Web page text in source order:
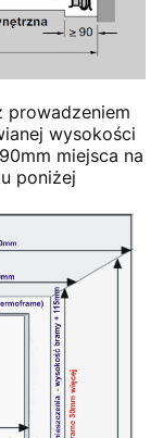
prowadzeniem
wysokości
miejsca na
poniżej